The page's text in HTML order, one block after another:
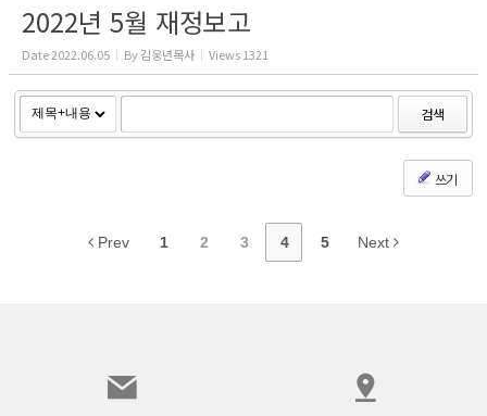
2022년 5월 재정보고
Date2022.06.05 By김웅년목사 Views1321
검색
쓰기
Prev 1 2 3 4 5 Next